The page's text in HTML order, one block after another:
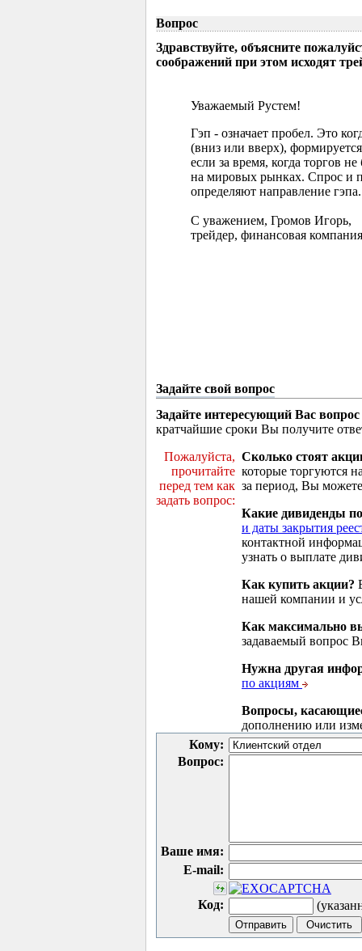
Вопрос
Здравствуйте, объясните
соображений при этом исходят
Уважаемый Рустем!
Гэп - означает пробел. Это
(вниз или вверх),
если за время, когда торгов
на мировых рынках. Спрос и
определяют направление гэпа.
С уважением, Громов Игорь,
трейдер, финансовая
Задайте свой вопрос
Задайте интересующий Вас вопрос
кратчайшие сроки Вы получите
Пожалуйста,
прочитайте
перед тем как
задать вопрос:
Сколько стоят
которые торгуются
за период, Вы
Какие дивиденды
и даты закрытия
контактной
узнать о выплате
Как купить акции?
нашей компании и
Как максимально
задаваемый вопрос
Нужна другая
по акциям
Вопросы,
дополнению или
Кому:
Вопрос:
Ваше имя:
E-mail:
Код: